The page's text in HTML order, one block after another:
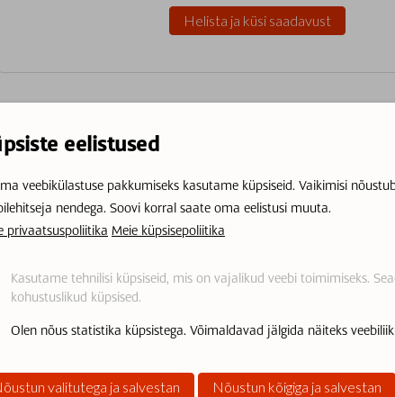
eelistused
veebikülastuse pakkumiseks kasutame küpsiseid. Vaikimisi
nendega. Soovi korral saate oma eelistusi muuta.
privaatsuspoliitika Meie küpsisepoliitika
Kasutame tehnilisi küpsiseid, mis on vajalikud veebi toimimiseks.
kohustuslikud küpsised.
Olen nõus statistika küpsistega. Võimaldavad jälgida näiteks
valitutega ja salvestan Nõustun kõigiga ja salvestan
Helista ja küsi saadavust